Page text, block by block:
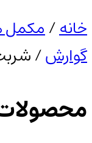
خانه/مکمل
گوارش/